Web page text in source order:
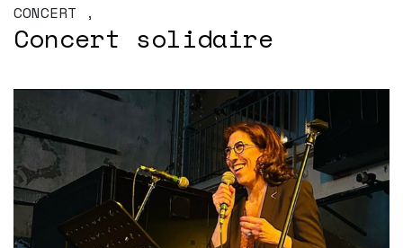
CONCERT ,
Concert solidaire